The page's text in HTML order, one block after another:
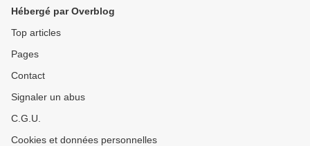
Hébergé par Overblog
Top articles
Pages
Contact
Signaler un abus
C.G.U.
Cookies et données personnelles